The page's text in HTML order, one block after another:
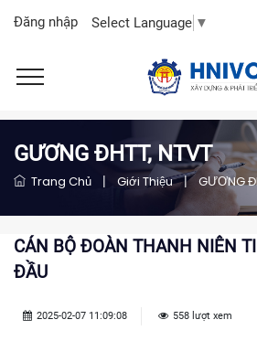
Đăng nhập Select Language ▼
GƯƠNG ĐHTT, NTVT
Trang Chủ | Giới Thiệu | GƯƠNG
CÁN BỘ ĐOÀN THANH NIÊN
ĐẦU
2025-02-07 11:09:08 558 lượt xem